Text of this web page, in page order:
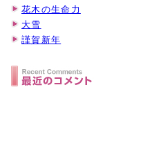
花木の生命力
大雪
謹賀新年